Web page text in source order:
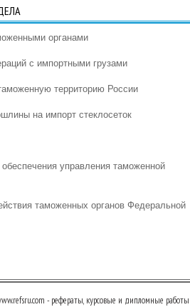
органами
с импортными грузами
территорию России
на импорт стеклосеток
управления таможенной
таможенных органов Федеральной
- рефераты, курсовые и дипломные работы